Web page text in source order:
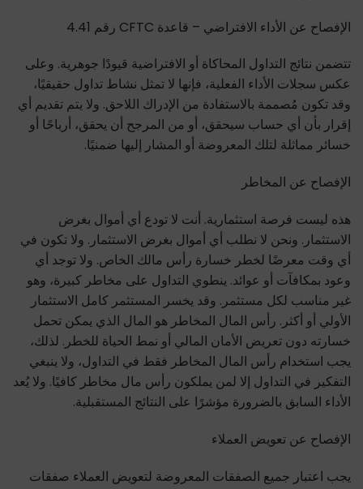
الإفصاح عن الأداء الافتراضي – قاعدة CFTC رقم 4.41
تتضمن نتائج التداول المحاكاة أو الافتراضية قيودًا جوهرية. وعلى
عكس سجلات الأداء الفعلية، فإنها لا تمثل نشاط تداول حقيقيًا،
وقد تكون مُصممة بالاستفادة من الإدراك اللاحق. ولا يتم تقديم أي
إقرار بأن أي حساب سيحقق، أو من المرجح أن يحقق، أرباحًا أو
خسائر مماثلة لتلك المعروضة أو المشار إليها ضمنيًا.
الإفصاح عن المخاطر
هذه ليست فرصة استثمارية. أنت لا تودع أي أموال بغرض
الاستثمار. ونحن لا نطلب أي أموال بغرض الاستثمار. ولا تكون في
أي وقت معرضًا لخطر خسارة رأس مالك الخاص. ولا توجد أي
وعود بمكافآت أو عوائد. ينطوي التداول على مخاطر كبيرة، وهو
غير مناسب لكل مستثمر. وقد يخسر المستثمر كامل الاستثمار
الأولي أو أكثر. رأس المال المخاطر هو المال الذي يمكن تحمل
خسارته دون تعريض الأمان المالي أو نمط الحياة للخطر. لذلك،
يجب استخدام رأس المال المخاطر فقط في التداول، ولا ينبغي
التفكير في التداول إلا لمن يملكون رأس مال مخاطر كافيًا. ولا يُعد
الأداء السابق بالضرورة مؤشرًا على النتائج المستقبلية.
الإفصاح عن تعويض العملاء
يجب اعتبار جميع الصفقات المعروضة لتعويض العملاء صفقات